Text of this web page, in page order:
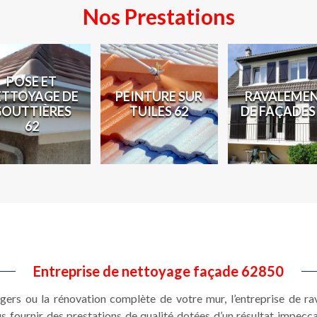
Nos Prestations
POSE ET
DE
62
PEINTURE SUR
TUILES 62
DE
Entreprise de nettoyage façade 62850
ou la rénovation complète de votre mur, l’entreprise de